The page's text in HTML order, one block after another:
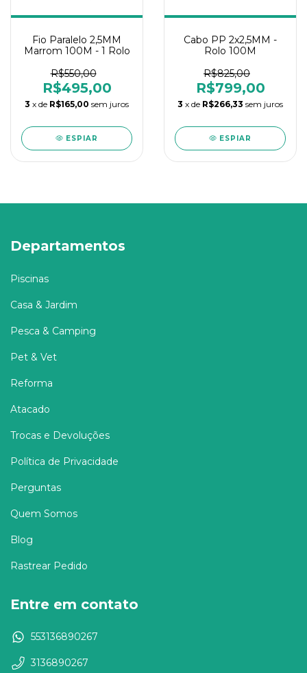
Fio Paralelo 2,5MM
Marrom 100M - 1 Rolo
R$550,00
R$495,00
3 x de R$165,00 sem juros
ESPIAR
Cabo PP 2x2,5MM -
Rolo 100M
R$825,00
R$799,00
3 x de R$266,33 sem juros
ESPIAR
Departamentos
Piscinas
Casa & Jardim
Pesca & Camping
Pet & Vet
Reforma
Atacado
Trocas e Devoluções
Política de Privacidade
Perguntas
Quem Somos
Blog
Rastrear Pedido
Entre em contato
553136890267
3136890267